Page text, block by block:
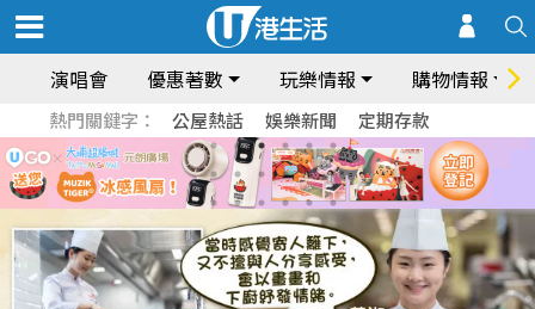
演唱會 優惠著數 玩樂情報 購物情報
熱門關鍵字： 公屋熱話 娛樂新聞 定期存款